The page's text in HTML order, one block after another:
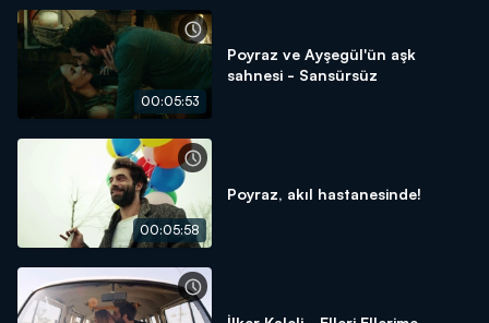
00:05:53
Poyraz ve Ayşegül'ün aşk
sahnesi - Sansürsüz
00:05:58
Poyraz, akıl hastanesinde!